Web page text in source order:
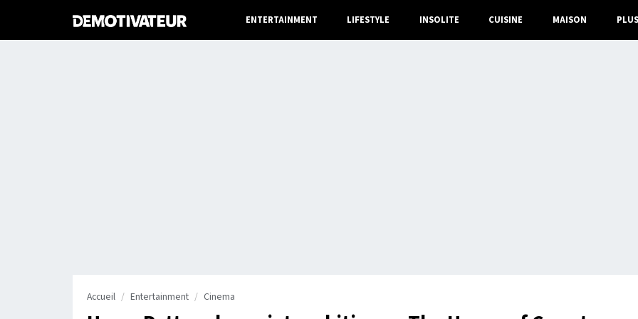
ENTERTAINMENT LIFESTYLE INSOLITE CUISINE MAISON PLUS
Accueil Entertainment Cinema